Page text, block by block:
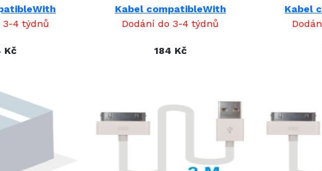
3-4 týdnů
Kč
Kabel compatibleWith
Dodání do 3-4 týdnů
184 Kč
Kabel